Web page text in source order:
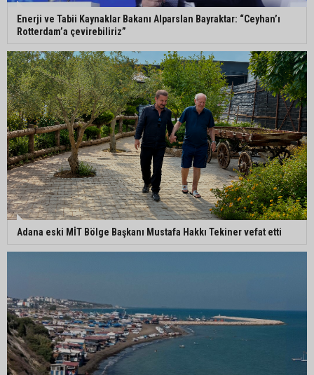
Enerji ve Tabii Kaynaklar Bakanı Alparslan Bayraktar: “Ceyhan’ı
Rotterdam’a çevirebiliriz”
Adana eski MİT Bölge Başkanı Mustafa Hakkı Tekiner vefat etti